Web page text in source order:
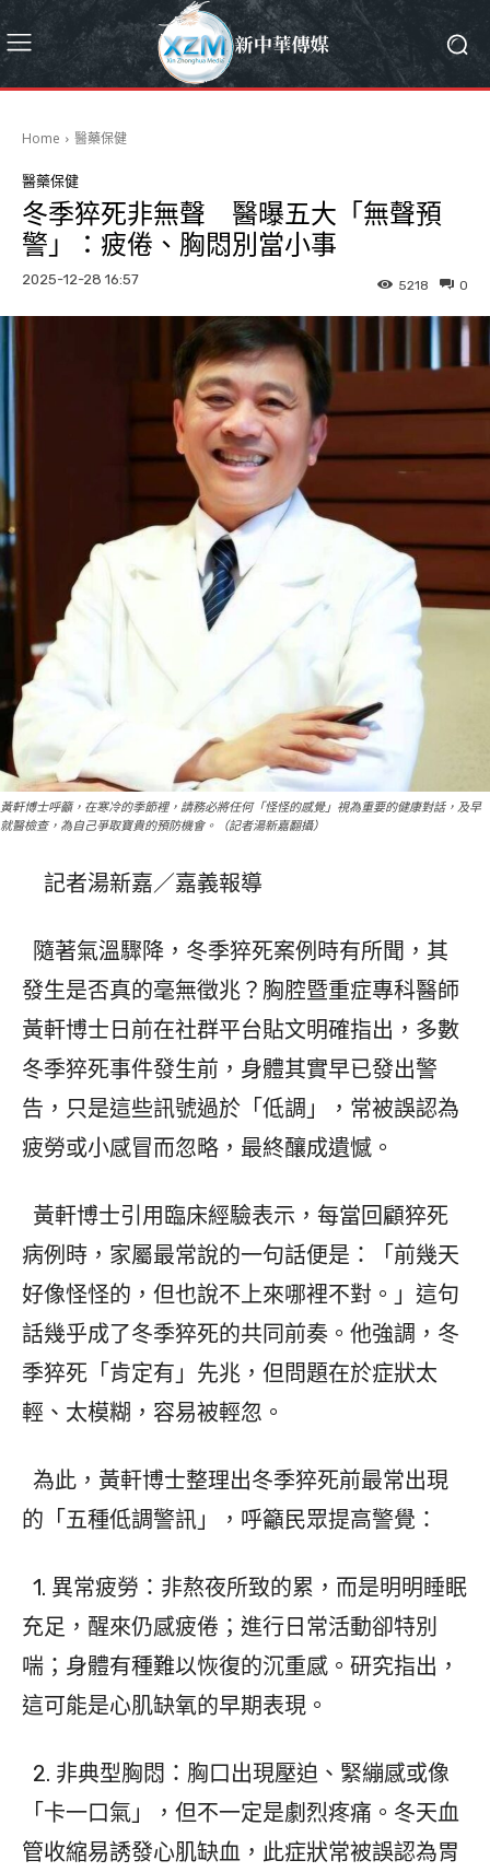
Home 醫藥保健
醫藥保健
冬季猝死非無聲 醫曝五大「無聲預
警」：疲倦、胸悶別當小事
2025-12-28 16:57 0
5218
黃軒博士呼籲，在寒冷的季節裡，請務必將任何「怪怪的感覺」視為重要的健康對話，及早
就醫檢查，為自己爭取寶貴的預防機會。（記者湯新嘉翻攝）
記者湯新嘉／嘉義報導
隨著氣溫驟降，冬季猝死案例時有所聞，其
發生是否真的毫無徵兆？胸腔暨重症專科醫師
黃軒博士日前在社群平台貼文明確指出，多數
冬季猝死事件發生前，身體其實早已發出警
告，只是這些訊號過於「低調」，常被誤認為
疲勞或小感冒而忽略，最終釀成遺憾。
黃軒博士引用臨床經驗表示，每當回顧猝死
病例時，家屬最常說的一句話便是：「前幾天
好像怪怪的，但也說不上來哪裡不對。」這句
話幾乎成了冬季猝死的共同前奏。他強調，冬
季猝死「肯定有」先兆，但問題在於症狀太
輕、太模糊，容易被輕忽。
為此，黃軒博士整理出冬季猝死前最常出現
的「五種低調警訊」，呼籲民眾提高警覺：
1. 異常疲勞：非熬夜所致的累，而是明明睡眠
充足，醒來仍感疲倦；進行日常活動卻特別
喘；身體有種難以恢復的沉重感。研究指出，
這可能是心肌缺氧的早期表現。
2. 非典型胸悶：胸口出現壓迫、緊繃感或像
「卡一口氣」，但不一定是劇烈疼痛。冬天血
管收縮易誘發心肌缺血，此症狀常被誤認為胃